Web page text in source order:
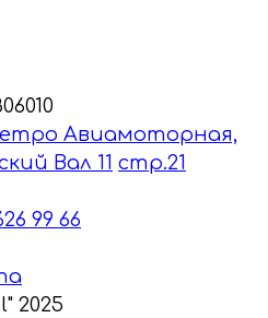
Авиамоторная,
Вал 11 стр.21
99 66
2025